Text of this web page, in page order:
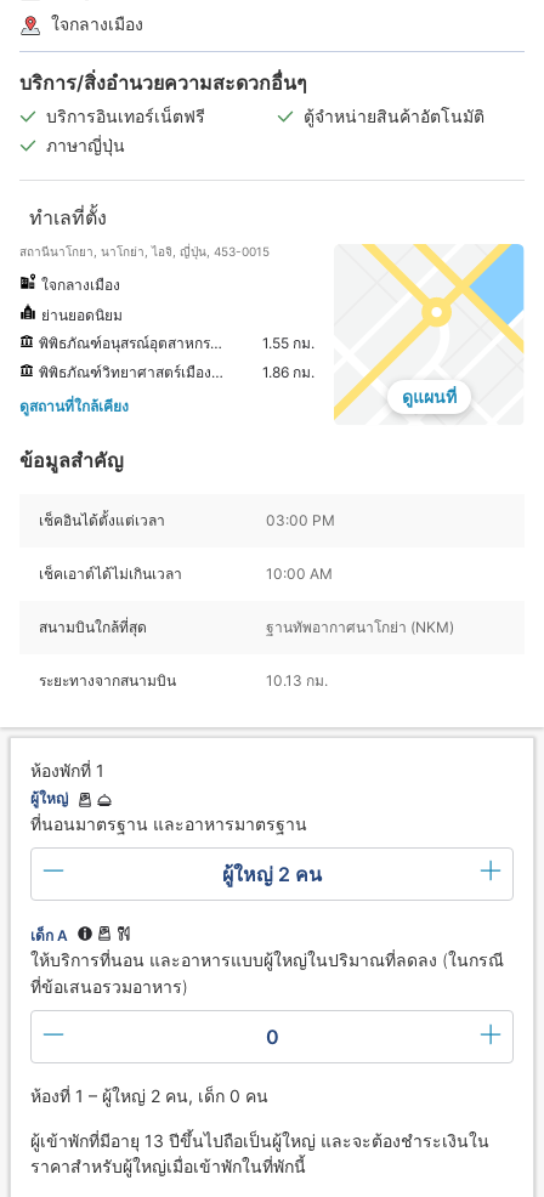
ใจกลางเมือง
บริการ/สิ่งอำนวยความสะดวกอื่นๆ
บริการอินเทอร์เน็ตฟรี
ตู้จำหน่ายสินค้าอัตโนมัติ
ภาษาญี่ปุ่น
ทำเลที่ตั้ง
สถานีนาโกยา, นาโกย่า, ไอจิ, ญี่ปุ่น, 453-0015
ใจกลางเมือง
ย่านยอดนิยม
พิพิธภัณฑ์อนุสรณ์อุตสาหกรรมและเทคโนโลยีของโตโยต้า
1.55 กม.
พิพิธภัณฑ์วิทยาศาสตร์เมืองนาโงย่า
1.86 กม.
ดูสถานที่ใกล้เคียง
ดูแผนที่
ข้อมูลสำคัญ
เช็คอินได้ตั้งแต่เวลา 03:00 PM
เช็คเอาต์ได้ไม่เกินเวลา 10:00 AM
สนามบินใกล้ที่สุด ฐานทัพอากาศนาโกย่า (NKM)
ระยะทางจากสนามบิน 10.13 กม.
ห้องพักที่ 1
ผู้ใหญ่
ที่นอนมาตรฐาน และอาหารมาตรฐาน
ผู้ใหญ่ 2 คน
เด็ก A
ให้บริการที่นอน และอาหารแบบผู้ใหญ่ในปริมาณที่ลดลง (ในกรณี
ที่ข้อเสนอรวมอาหาร)
0
ห้องที่ 1 – ผู้ใหญ่ 2 คน, เด็ก 0 คน
ผู้เข้าพักที่มีอายุ 13 ปีขึ้นไปถือเป็นผู้ใหญ่ และจะต้องชำระเงินใน
ราคาสำหรับผู้ใหญ่เมื่อเข้าพักในที่พักนี้